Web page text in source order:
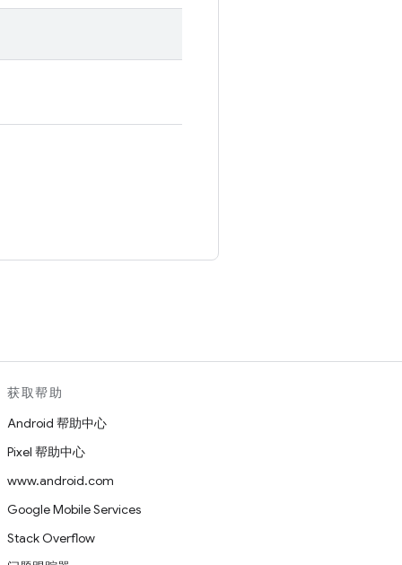
获取帮助
Android 帮助中心
Pixel 帮助中心
www.android.com
Google Mobile Services
Stack Overflow